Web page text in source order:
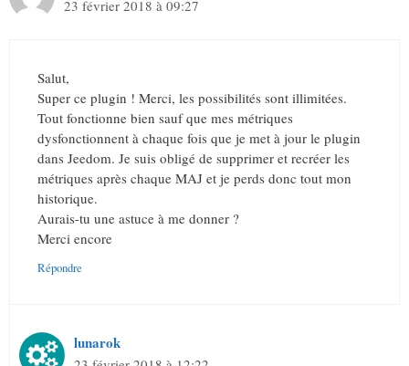
23 février 2018 à 09:27
Salut,
Super ce plugin ! Merci, les possibilités sont illimitées.
Tout fonctionne bien sauf que mes métriques
dysfonctionnent à chaque fois que je met à jour le plugin
dans Jeedom. Je suis obligé de supprimer et recréer les
métriques après chaque MAJ et je perds donc tout mon
historique.
Aurais-tu une astuce à me donner ?
Merci encore
Répondre
lunarok